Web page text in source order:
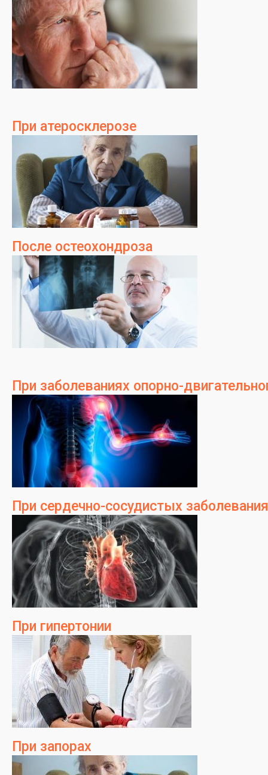
При атеросклерозе
После остеохондроза
При заболеваниях опорно-
При сердечно-сосудистых
При гипертонии
При запорах